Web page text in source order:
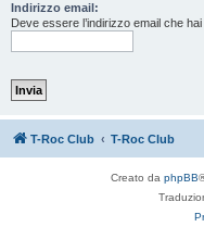
Indirizzo email:
Deve essere l’indirizzo email che
T-Roc Club T-Roc Club
Creato da phpBB